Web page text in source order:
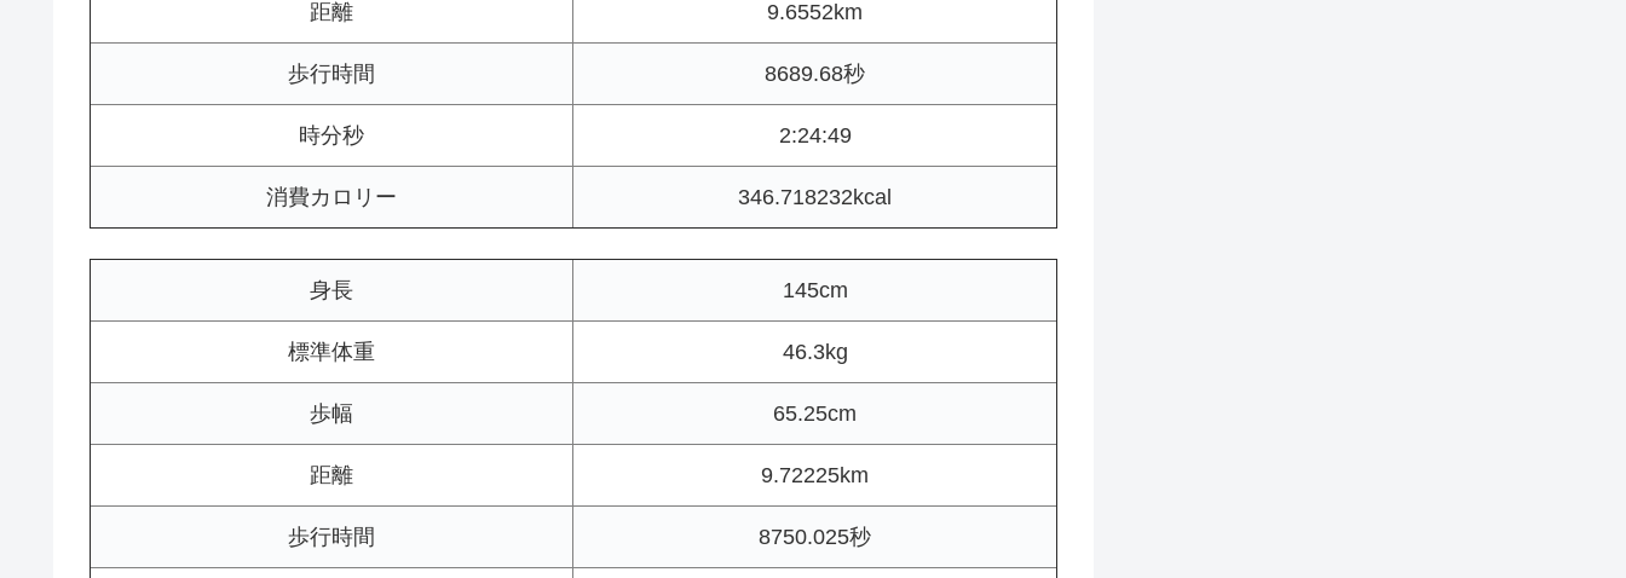
距離 9.6552km
歩行時間 8689.68秒
時分秒 2:24:49
消費カロリー 346.718232kcal
身長 145cm
標準体重 46.3kg
歩幅 65.25cm
距離 9.72225km
歩行時間 8750.025秒